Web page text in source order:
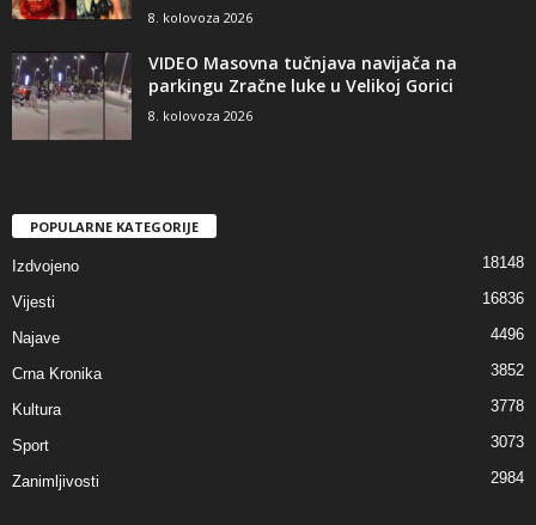
8. kolovoza 2026
VIDEO Masovna tučnjava navijača na
parkingu Zračne luke u Velikoj Gorici
8. kolovoza 2026
POPULARNE KATEGORIJE
Izdvojeno 18148
Vijesti 16836
Najave 4496
Crna Kronika 3852
Kultura 3778
Sport 3073
Zanimljivosti 2984